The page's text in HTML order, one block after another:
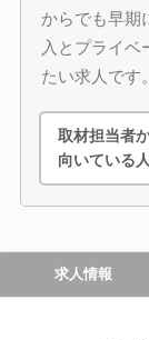
からでも早期
入とプライベ
たい求人です。
取材担当者
向いている
求人情報